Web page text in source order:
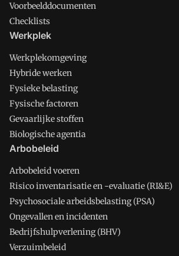
Voorbeelddocumenten
Checklists
Werkplek
Werkplekomgeving
Hybride werken
Fysieke belasting
Fysische factoren
Gevaarlijke stoffen
Biologische agentia
Arbobeleid
Arbobeleid voeren
Risico inventarisatie en -evaluatie (RI&E)
Psychosociale arbeidsbelasting (PSA)
Ongevallen en incidenten
Bedrijfshulpverlening (BHV)
Verzuimbeleid